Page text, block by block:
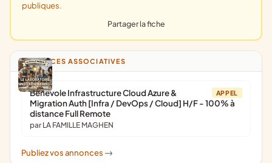
publiques.
Partager la fiche
ANNONCES ASSOCIATIVES
APPEL
Bénévole Infrastructure Cloud Azure &
Migration Auth [Infra / DevOps / Cloud] H/F - 100% à
distance Full Remote
par LA FAMILLE MAGHEN
Publiez vos annonces ->